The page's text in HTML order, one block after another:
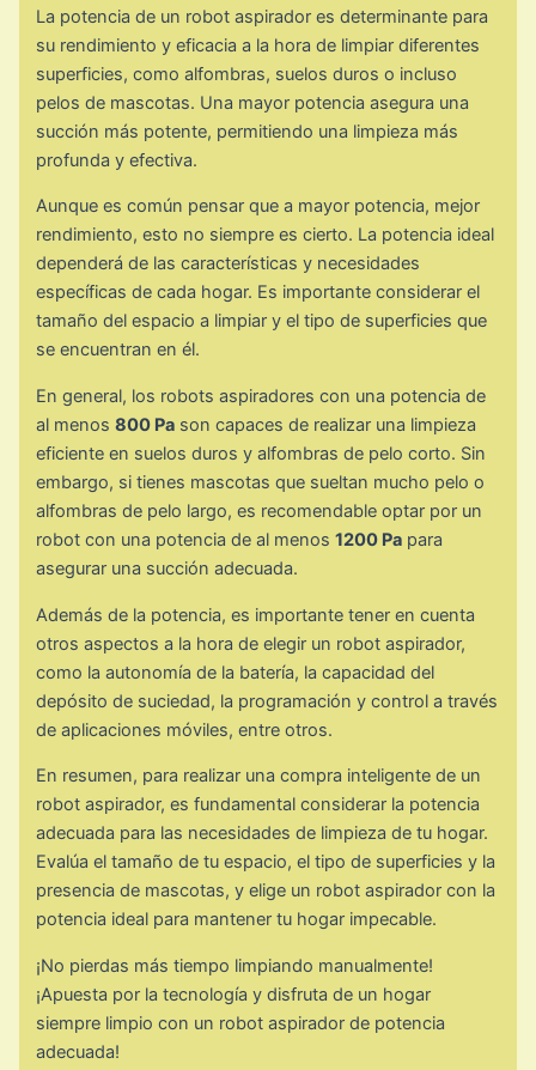
La potencia de un robot aspirador es determinante para
su rendimiento y eficacia a la hora de limpiar diferentes
superficies, como alfombras, suelos duros o incluso
pelos de mascotas. Una mayor potencia asegura una
succión más potente, permitiendo una limpieza más
profunda y efectiva.
Aunque es común pensar que a mayor potencia, mejor
rendimiento, esto no siempre es cierto. La potencia ideal
dependerá de las características y necesidades
específicas de cada hogar. Es importante considerar el
tamaño del espacio a limpiar y el tipo de superficies que
se encuentran en él.
En general, los robots aspiradores con una potencia de
al menos800 Pa son capaces de realizar una limpieza
eficiente en suelos duros y alfombras de pelo corto. Sin
embargo, si tienes mascotas que sueltan mucho pelo o
alfombras de pelo largo, es recomendable optar por un
robot con una potencia de al menos1200 Pa para
asegurar una succión adecuada.
Además de la potencia, es importante tener en cuenta
otros aspectos a la hora de elegir un robot aspirador,
como la autonomía de la batería, la capacidad del
depósito de suciedad, la programación y control a través
de aplicaciones móviles, entre otros.
En resumen, para realizar una compra inteligente de un
robot aspirador, es fundamental considerar la potencia
adecuada para las necesidades de limpieza de tu hogar.
Evalúa el tamaño de tu espacio, el tipo de superficies y la
presencia de mascotas, y elige un robot aspirador con la
potencia ideal para mantener tu hogar impecable.
¡No pierdas más tiempo limpiando manualmente!
¡Apuesta por la tecnología y disfruta de un hogar
siempre limpio con un robot aspirador de potencia
adecuada!